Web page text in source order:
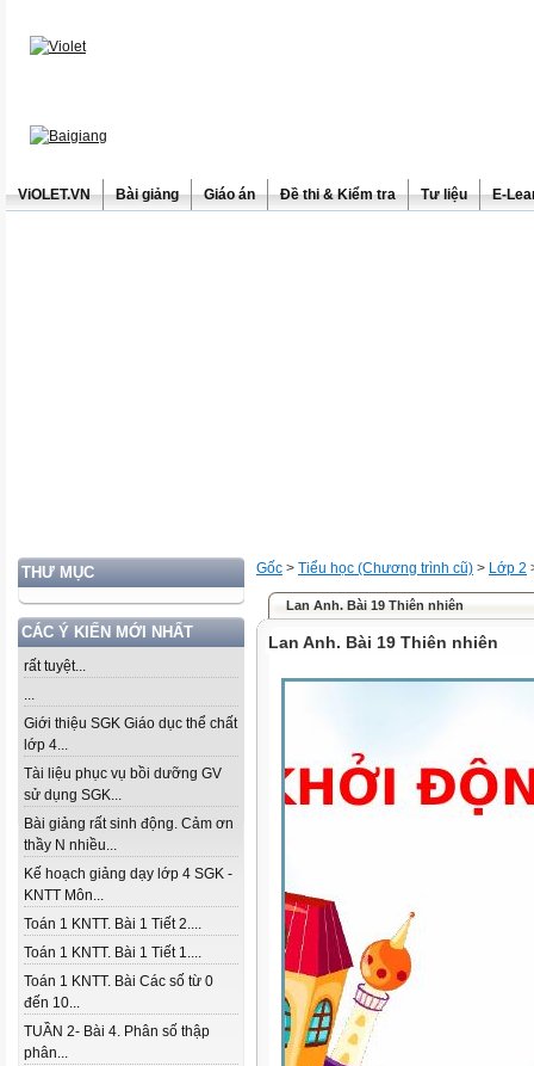
ViOLET.VN Bài giảng Giáo án Đề thi & Kiểm tra Tư liệu E-
THƯ MỤC
CÁC Ý KIẾN MỚI NHẤT
rất tuyệt...
...
Giới thiệu SGK Giáo dục thể chất
lớp 4...
Tài liệu phục vụ bồi dưỡng GV
sử dụng SGK...
Bài giảng rất sinh động. Cảm ơn
thầy N nhiều...
Kế hoạch giảng dạy lớp 4 SGK -
KNTT Môn...
Toán 1 KNTT. Bài 1 Tiết 2....
Toán 1 KNTT. Bài 1 Tiết 1....
Toán 1 KNTT. Bài Các số từ 0
đến 10...
TUẦN 2- Bài 4. Phân số thập
phân...
Gốc > Tiểu học (Chương trình cũ) > Lớp 2
Lan Anh. Bài 19 Thiên nhiên
Lan Anh. Bài 19 Thiên nhiên